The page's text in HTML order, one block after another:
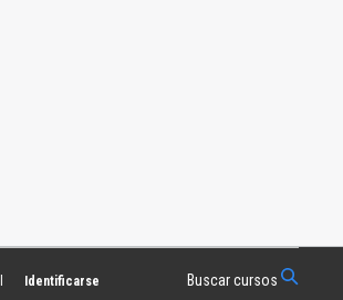
Identificarse Buscar cursos